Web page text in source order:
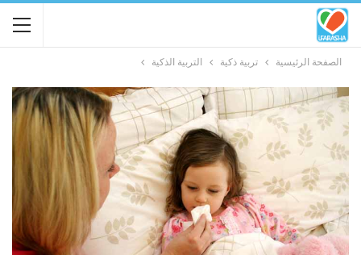
الصفحة الرئيسية تربية ذكية التربية الذكية